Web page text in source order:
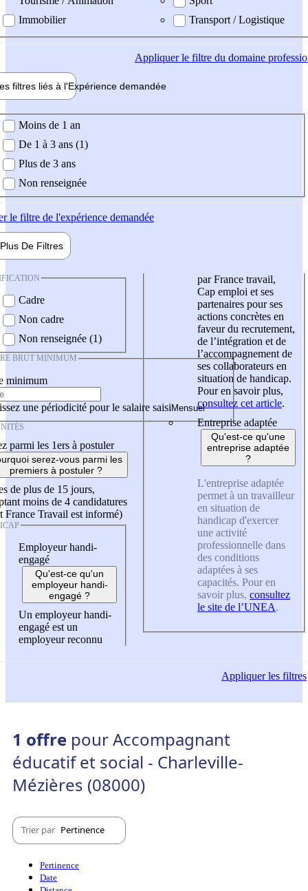
Immobilier
Transport / Logistique
Appliquerle filtre du domaine
filtres liés à l'Expérience demandée
demandée
Moins de 1 an
De 1 à 3 ans (1)
Plus de 3 ans
Non renseignée
le filtre de l'expérience demandée
Plus De Filtres
Cadre
Non cadre
Non renseignée (1)
BRUT MINIMUM
minimum
une périodicité pour le salaire saisi
parmi les 1ers à postuler
serez-vous parmi les
premiers à postuler ?
de plus de 15 jours,
moins de 4 candidatures
France Travail est informé)
Employeur handi-
engagé
Qu'est-ce qu'un
employeur handi-
engagé ?
Un employeur handi-
engagé est un
employeur reconnu
par France travail,
Cap emploi et ses
partenaires pour ses
actions concrètes en
faveur du recrutement,
de l’intégration et de
l’accompagnement de
ses collaborateurs en
situation de handicap.
Pour en savoir plus,
consultez cet article.
Entreprise adaptée
Qu'est-ce qu'une
entreprise adaptée
?
L'entreprise adaptée
permet à un travailleur
en situation de
handicap d'exercer
une activité
professionnelle dans
des conditions
adaptées à ses
capacités. Pour en
savoir plus, consultez
le site de l’UNEA.
Appliquerles filtres
1 offre pour Accompagnant
éducatif et social - Charleville-
Mézières (08000)
Trier par Pertinence
Pertinence
Date